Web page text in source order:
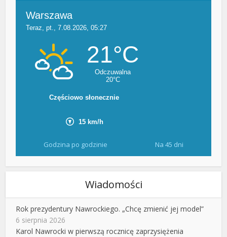
Godzina po godzinie Na 45 dni
Wiadomości
Rok prezydentury Nawrockiego. „Chcę zmienić jej model”
6 sierpnia 2026
Karol Nawrocki w pierwszą rocznicę zaprzysiężenia